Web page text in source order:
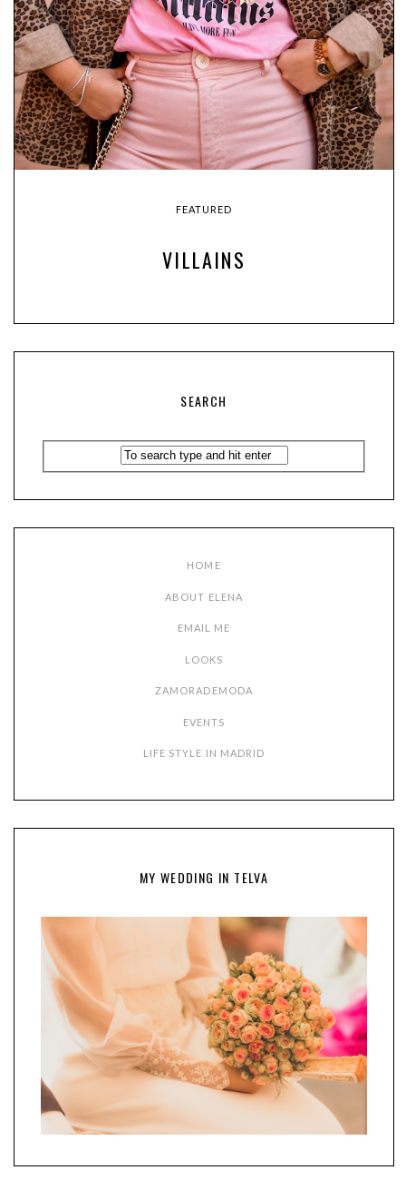
FEATURED
VILLAINS
SEARCH
HOME
ABOUT ELENA
EMAIL ME
LOOKS
ZAMORADEMODA
EVENTS
LIFE STYLE IN MADRID
MY WEDDING IN TELVA